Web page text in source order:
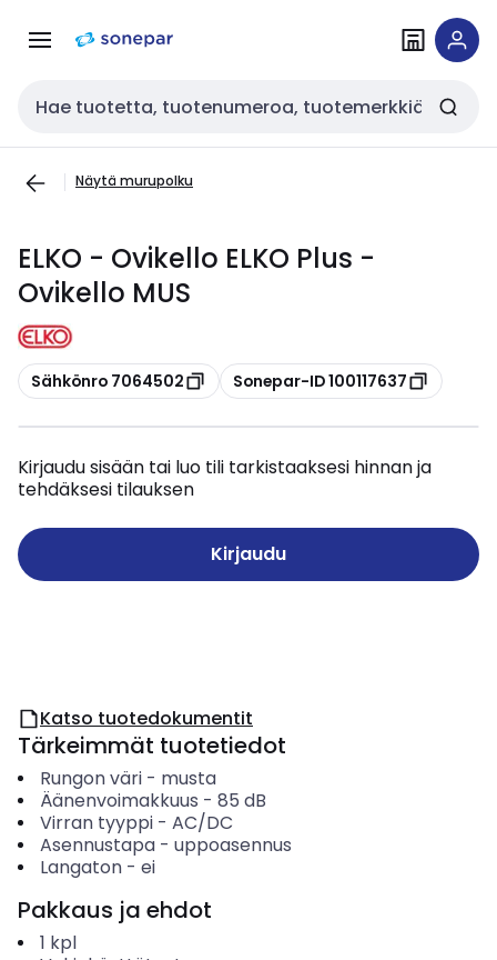
navigointiinsisältöön
Haku
Näytä murupolku
ELKO - Ovikello ELKO Plus -
Ovikello MUS
Kopioi
Sähkönro 7064502 Kopioi
Sonepar-ID 100117637
Kirjaudu sisään tai luo tili tarkistaaksesi hinnan ja
tehdäksesi tilauksen
Kirjaudu
Katso tuotedokumentit
Tärkeimmät tuotetiedot
Rungon väri- musta
Äänenvoimakkuus - 85 dB
Virran tyyppi- AC/DC
Asennustapa- uppoasennus
Langaton- ei
Pakkaus ja ehdot
1 kpl